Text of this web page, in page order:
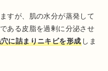
すが、肌の水分が蒸発して
ある皮脂を過剰に分泌させ
に詰まりニキビを形成 しま